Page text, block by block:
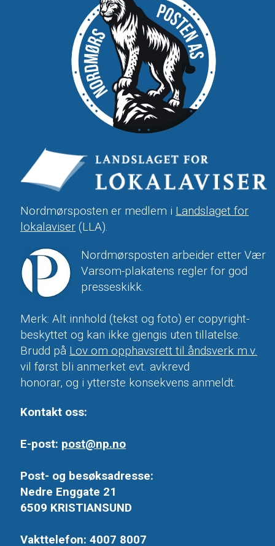
Nordmørsposten er medlem i Landslaget for
lokalaviser (LLA).
Nordmørsposten arbeider etter Vær
Varsom-plakatens regler for god
presseskikk.
Merk: Alt innhold (tekst og foto) er copyright-
beskyttet og kan ikke gjengis uten tillatelse.
Brudd på Lov om opphavsrett til åndsverk m.v.
vil først bli anmerket evt. avkrevd
honorar, og i ytterste konsekvens anmeldt.
Kontakt oss:
E-post: post@np.no
Post- og besøksadresse:
Nedre Enggate 21
6509 KRISTIANSUND
Vakttelefon: 4007 8007